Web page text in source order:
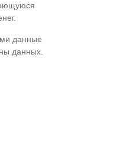
данные
данных.